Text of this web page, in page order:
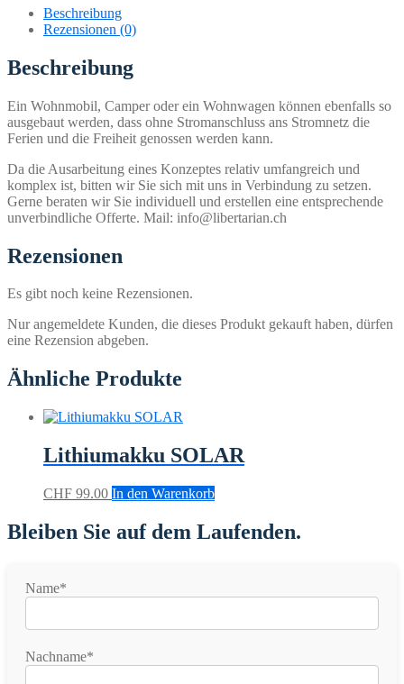
Beschreibung
Rezensionen (0)
Beschreibung
Ein Wohnmobil, Camper oder ein Wohnwagen können ebenfalls so
ausgebaut werden, dass ohne Stromanschluss ans Stromnetz die
Ferien und die Freiheit genossen werden kann.
Da die Ausarbeitung eines Konzeptes relativ umfangreich und
komplex ist, bitten wir Sie sich mit uns in Verbindung zu setzen.
Gerne beraten wir Sie individuell und erstellen eine entsprechende
unverbindliche Offerte. Mail: info@libertarian.ch
Rezensionen
Es gibt noch keine Rezensionen.
Nur angemeldete Kunden, die dieses Produkt gekauft haben, dürfen
eine Rezension abgeben.
Ähnliche Produkte
Lithiumakku SOLAR
CHF 99.00 In den Warenkorb
Bleiben Sie auf dem Laufenden.
Name*
Nachname*